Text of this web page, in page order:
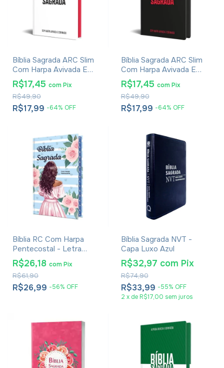
Bíblia Sagrada ARC Slim
Com Harpa Avivada E
Corinhos - Capa Dura
Tricolor
R$17,99 -64% OFF
R$49,90
R$17,45 comPix
Bíblia Sagrada ARC Slim
Com Harpa Avivada E
Corinhos - Capa Dura
Rubro-negro
R$17,99 -64% OFF
R$49,90
R$17,45 com Pix
Bíblia RC Com Harpa
Pentecostal - Letra
Gigante - Capa Dura Azul
R$26,99 -56% OFF
R$61,90
R$26,18 comPix
Bíblia Sagrada NVT -
Capa Luxo Azul
R$33,99 -55% OFF
R$74,90
R$32,97 com Pix
2 x de R$17,00 sem juros